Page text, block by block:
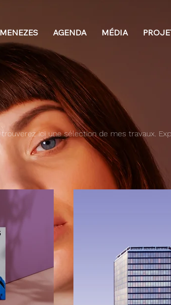
AGENDA MÉDIA
ici une sélection de mes travaux.